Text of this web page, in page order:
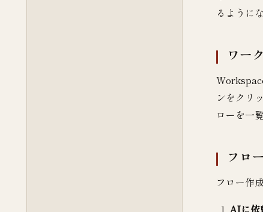
るように
ワー
ンをクリ
ローを一
フロ
フロー作
AIに依